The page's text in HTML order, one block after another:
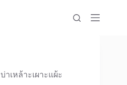
บ่าเหล้าะเผาะแผ้ะ